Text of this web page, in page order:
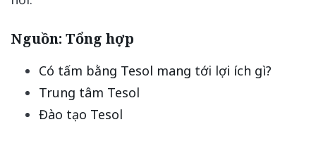
Nguồn: Tổng hợp
Có tấm bằng Tesol mang tới lợi ích gì?
Trung tâm Tesol
Đào tạo Tesol